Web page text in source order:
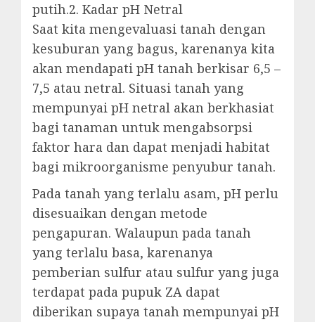
putih.2. Kadar pH Netral
Saat kita mengevaluasi tanah dengan
kesuburan yang bagus, karenanya kita
akan mendapati pH tanah berkisar 6,5 –
7,5 atau netral. Situasi tanah yang
mempunyai pH netral akan berkhasiat
bagi tanaman untuk mengabsorpsi
faktor hara dan dapat menjadi habitat
bagi mikroorganisme penyubur tanah.
Pada tanah yang terlalu asam, pH perlu
disesuaikan dengan metode
pengapuran. Walaupun pada tanah
yang terlalu basa, karenanya
pemberian sulfur atau sulfur yang juga
terdapat pada pupuk ZA dapat
diberikan supaya tanah mempunyai pH